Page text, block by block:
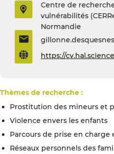
Centre de
vulnérabilités
Normandie
https://
Thèmes de recherche :
Prostitution des mineurs et
Violence envers les enfants
Parcours de prise en
Réseaux personnels des familles suivies en protection de